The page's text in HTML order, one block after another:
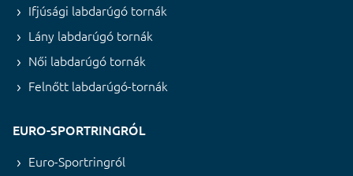
Ifjúsági labdarúgó tornák
Lány labdarúgó tornák
Női labdarúgó tornák
Felnőtt labdarúgó-tornák
EURO-SPORTRINGRÓL
Euro-Sportringról